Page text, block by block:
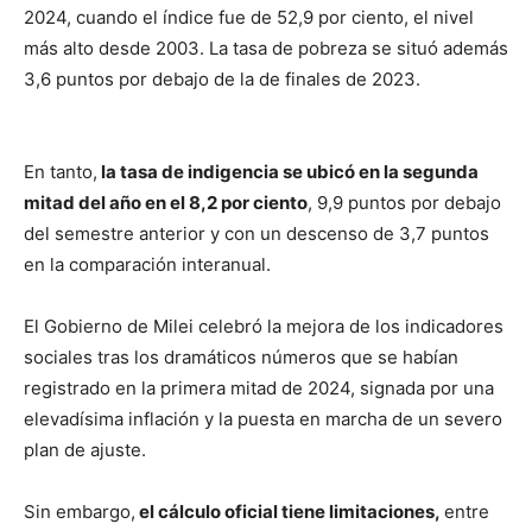
2024, cuando el índice fue de 52,9 por ciento, el nivel
más alto desde 2003. La tasa de pobreza se situó además
3,6 puntos por debajo de la de finales de 2023.
En tanto, la tasa de indigencia se ubicó en la segunda
mitad del año en el 8,2 por ciento, 9,9 puntos por debajo
del semestre anterior y con un descenso de 3,7 puntos
en la comparación interanual.
El Gobierno de Milei celebró la mejora de los indicadores
sociales tras los dramáticos números que se habían
registrado en la primera mitad de 2024, signada por una
elevadísima inflación y la puesta en marcha de un severo
plan de ajuste.
Sin embargo, el cálculo oficial tiene limitaciones, entre